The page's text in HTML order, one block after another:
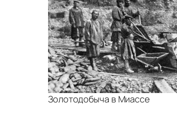
Золотодобыча в Миассе